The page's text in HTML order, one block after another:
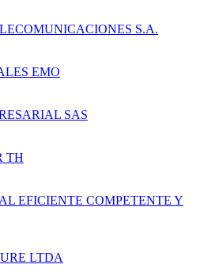
S.A.
EMO
SAS
TH
EFICIENTE COMPETENTE Y
LTDA